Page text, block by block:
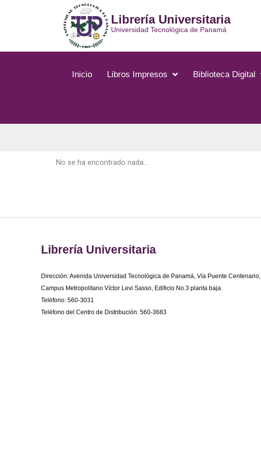
Librería Universitaria
Universidad Tecnológica de Panamá
Inicio Libros Impresos Biblioteca Digital
No se ha encontrado nada...
Librería Universitaria
Dirección: Avenida Universidad Tecnológica de Panamá, Vía Puente Centenario,
Campus Metropolitano Víctor Levi Sasso, Edificio No.3 planta baja.
Teléfono: 560-3031
Teléfono del Centro de Distribución: 560-3683